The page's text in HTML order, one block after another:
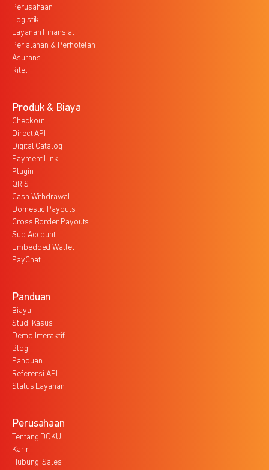
Perusahaan
Logistik
Layanan Finansial
Perjalanan & Perhotelan
Asuransi
Ritel
Produk & Biaya
Checkout
Direct API
Digital Catalog
Payment Link
Plugin
QRIS
Cash Withdrawal
Domestic Payouts
Cross Border Payouts
Sub Account
Embedded Wallet
PayChat
Panduan
Biaya
Studi Kasus
Demo Interaktif
Blog
Panduan
Referensi API
Status Layanan
Perusahaan
Tentang DOKU
Karir
Hubungi Sales